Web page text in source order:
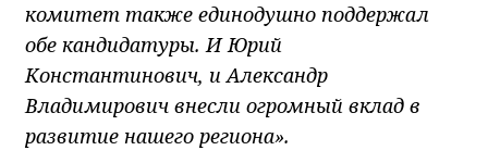
комитет также единодушно поддержал
обе кандидатуры. И Юрий
Константинович, и Александр
Владимирович внесли огромный вклад в
развитие нашего региона».